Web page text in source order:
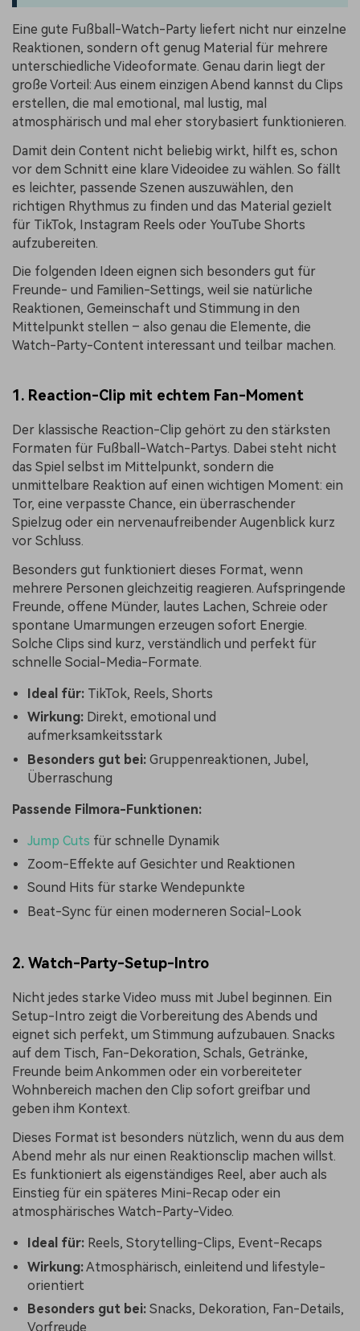
Eine gute Fußball-Watch-Party liefert nicht nur einzelne
Reaktionen, sondern oft genug Material für mehrere
unterschiedliche Videoformate. Genau darin liegt der
große Vorteil: Aus einem einzigen Abend kannst du Clips
erstellen, die mal emotional, mal lustig, mal
atmosphärisch und mal eher storybasiert funktionieren.
Damit dein Content nicht beliebig wirkt, hilft es, schon
vor dem Schnitt eine klare Videoidee zu wählen. So fällt
es leichter, passende Szenen auszuwählen, den
richtigen Rhythmus zu finden und das Material gezielt
für TikTok, Instagram Reels oder YouTube Shorts
aufzubereiten.
Die folgenden Ideen eignen sich besonders gut für
Freunde- und Familien-Settings, weil sie natürliche
Reaktionen, Gemeinschaft und Stimmung in den
Mittelpunkt stellen – also genau die Elemente, die
Watch-Party-Content interessant und teilbar machen.
1. Reaction-Clip mit echtem Fan-Moment
Der klassische Reaction-Clip gehört zu den stärksten
Formaten für Fußball-Watch-Partys. Dabei steht nicht
das Spiel selbst im Mittelpunkt, sondern die
unmittelbare Reaktion auf einen wichtigen Moment: ein
Tor, eine verpasste Chance, ein überraschender
Spielzug oder ein nervenaufreibender Augenblick kurz
vor Schluss.
Besonders gut funktioniert dieses Format, wenn
mehrere Personen gleichzeitig reagieren. Aufspringende
Freunde, offene Münder, lautes Lachen, Schreie oder
spontane Umarmungen erzeugen sofort Energie.
Solche Clips sind kurz, verständlich und perfekt für
schnelle Social-Media-Formate.
Ideal für: TikTok, Reels, Shorts
Wirkung: Direkt, emotional und
aufmerksamkeitsstark
Besonders gut bei: Gruppenreaktionen, Jubel,
Überraschung
Passende Filmora-Funktionen:
Jump Cuts für schnelle Dynamik
Zoom-Effekte auf Gesichter und Reaktionen
Sound Hits für starke Wendepunkte
Beat-Sync für einen moderneren Social-Look
2. Watch-Party-Setup-Intro
Nicht jedes starke Video muss mit Jubel beginnen. Ein
Setup-Intro zeigt die Vorbereitung des Abends und
eignet sich perfekt, um Stimmung aufzubauen. Snacks
auf dem Tisch, Fan-Dekoration, Schals, Getränke,
Freunde beim Ankommen oder ein vorbereiteter
Wohnbereich machen den Clip sofort greifbar und
geben ihm Kontext.
Dieses Format ist besonders nützlich, wenn du aus dem
Abend mehr als nur einen Reaktionsclip machen willst.
Es funktioniert als eigenständiges Reel, aber auch als
Einstieg für ein späteres Mini-Recap oder ein
atmosphärisches Watch-Party-Video.
Ideal für: Reels, Storytelling-Clips, Event-Recaps
Wirkung:Atmosphärisch, einleitend und lifestyle-
orientiert
Besonders gut bei: Snacks, Dekoration, Fan-Details,
Vorfreude